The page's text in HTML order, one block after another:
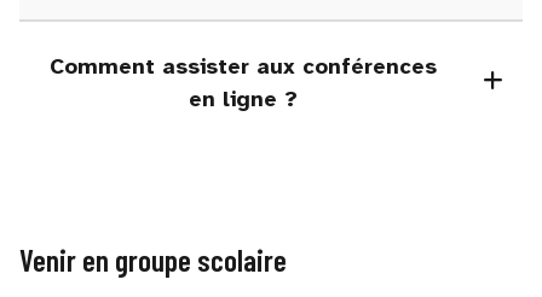
Comment assister aux conférences
en ligne ?
Venir en groupe scolaire